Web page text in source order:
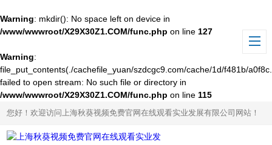
Warning: mkdir(): No space left on device in
/www/wwwroot/X29X30Z1.COM/func.php on line 127
Warning:
file_put_contents(./cachefile_yuan/szdcgc9.com/cache/1d/f481b/
failed to open stream: No such file or directory in
/www/wwwroot/X29X30Z1.COM/func.php on line 115
您好！欢迎访问上海秋葵视频免费官网在线观看实业发展有限公司网站！